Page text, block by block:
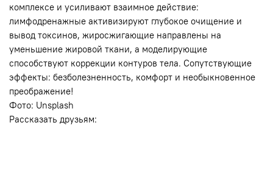
комплексе и усиливают взаимное действие:
лимфодренажные активизируют глубокое очищение и
вывод токсинов, жиросжигающие направлены на
уменьшение жировой ткани, а моделирующие
способствуют коррекции контуров тела. Сопутствующие
эффекты: безболезненность, комфорт и необыкновенное
преображение!
Фото: Unsplash
Рассказать друзьям: